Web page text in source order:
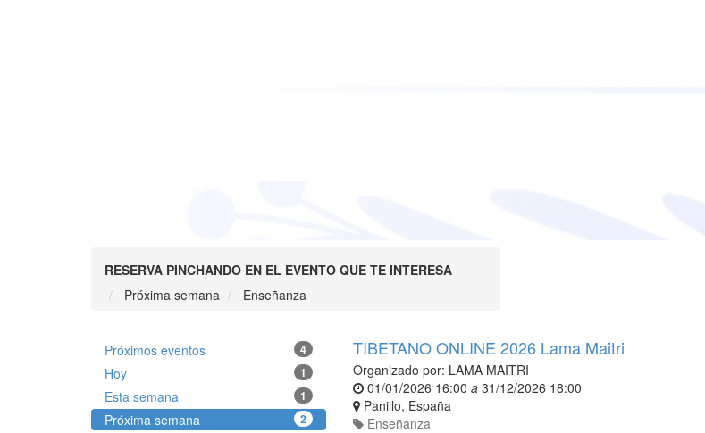
RESERVA PINCHANDO EN EL EVENTO QUE TE INTERESA
Próxima semana
Enseñanza
Próximos eventos 4
Hoy 1
Esta semana 1
Próxima semana 2
TIBETANO ONLINE 2026 Lama Maitri
Organizado por: LAMA MAITRI
01/01/2026 16:00 a 31/12/2026 18:00
Panillo, España
Enseñanza